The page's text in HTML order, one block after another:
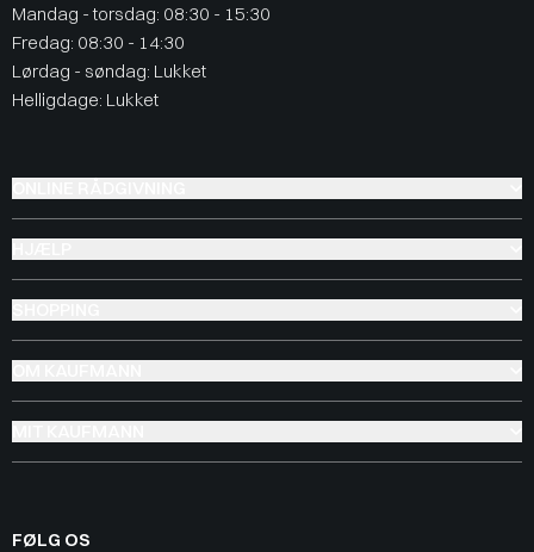
Mandag - torsdag: 08:30 - 15:30
Fredag: 08:30 - 14:30
Lørdag - søndag: Lukket
Helligdage: Lukket
FØLG OS